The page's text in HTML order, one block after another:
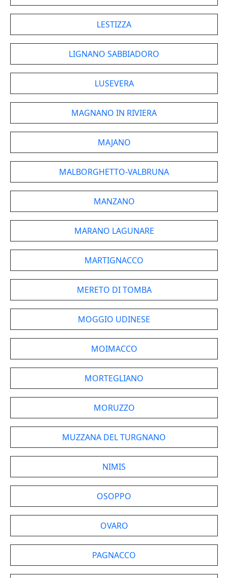
LESTIZZA
LIGNANO SABBIADORO
LUSEVERA
MAGNANO IN RIVIERA
MAJANO
MALBORGHETTO-VALBRUNA
MANZANO
MARANO LAGUNARE
MARTIGNACCO
MERETO DI TOMBA
MOGGIO UDINESE
MOIMACCO
MORTEGLIANO
MORUZZO
MUZZANA DEL TURGNANO
NIMIS
OSOPPO
OVARO
PAGNACCO